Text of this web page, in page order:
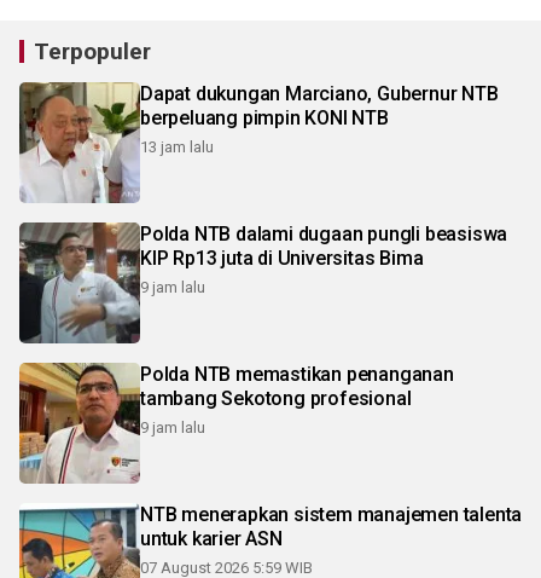
Terpopuler
Dapat dukungan Marciano, Gubernur NTB
berpeluang pimpin KONI NTB
13 jam lalu
Polda NTB dalami dugaan pungli beasiswa
KIP Rp13 juta di Universitas Bima
9 jam lalu
Polda NTB memastikan penanganan
tambang Sekotong profesional
9 jam lalu
NTB menerapkan sistem manajemen talenta
untuk karier ASN
07 August 2026 5:59 WIB